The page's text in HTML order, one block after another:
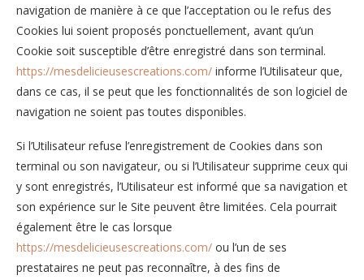
navigation de manière à ce que l’acceptation ou le refus des
Cookies lui soient proposés ponctuellement, avant qu’un
Cookie soit susceptible d’être enregistré dans son terminal.
https://mesdelicieusescreations.com/ informe l’Utilisateur que,
dans ce cas, il se peut que les fonctionnalités de son logiciel de
navigation ne soient pas toutes disponibles.
Si l’Utilisateur refuse l’enregistrement de Cookies dans son
terminal ou son navigateur, ou si l’Utilisateur supprime ceux qui
y sont enregistrés, l’Utilisateur est informé que sa navigation et
son expérience sur le Site peuvent être limitées. Cela pourrait
également être le cas lorsque
https://mesdelicieusescreations.com/ ou l’un de ses
prestataires ne peut pas reconnaître, à des fins de